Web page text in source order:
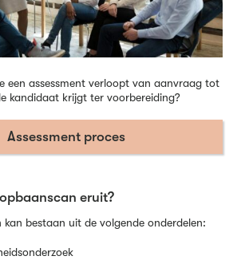
een assessment verloopt van aanvraag tot
kandidaat krijgt ter voorbereiding?
Assessment proces
eruit?
kan bestaan uit de volgende onderdelen: